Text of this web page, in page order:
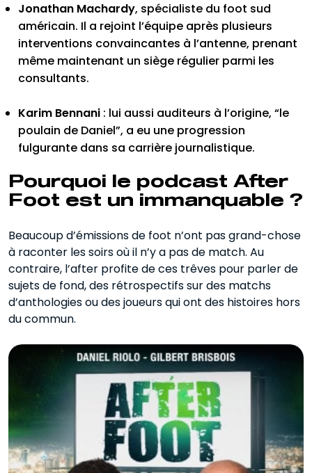
Jonathan Machardy, spécialiste du foot sud
américain. Il a rejoint l’équipe après plusieurs
interventions convaincantes à l’antenne, prenant
même maintenant un siège régulier parmi les
consultants.
Karim Bennani : lui aussi auditeurs à l’origine, “le
poulain de Daniel”, a eu une progression
fulgurante dans sa carrière journalistique.
Pourquoi le podcast After
Foot est un immanquable ?
Beaucoup d’émissions de foot n’ont pas grand-chose
à raconter les soirs où il n’y a pas de match. Au
contraire, l’after profite de ces trêves pour parler de
sujets de fond, des rétrospectifs sur des matchs
d’anthologies ou des joueurs qui ont des histoires hors
du commun.